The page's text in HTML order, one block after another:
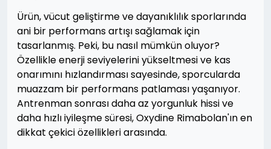
Ürün, vücut geliştirme ve dayanıklılık sporlarında
ani bir performans artışı sağlamak için
tasarlanmış. Peki, bu nasıl mümkün oluyor?
Özellikle enerji seviyelerini yükseltmesi ve kas
onarımını hızlandırması sayesinde, sporcularda
muazzam bir performans patlaması yaşanıyor.
Antrenman sonrası daha az yorgunluk hissi ve
daha hızlı iyileşme süresi, Oxydine Rimabolan'ın en
dikkat çekici özellikleri arasında.